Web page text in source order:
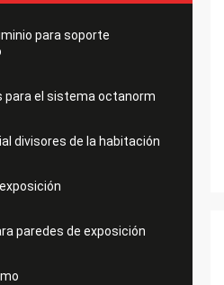
para soporte
para el sistema octanorm
divisores de la habitación
paredes de exposición